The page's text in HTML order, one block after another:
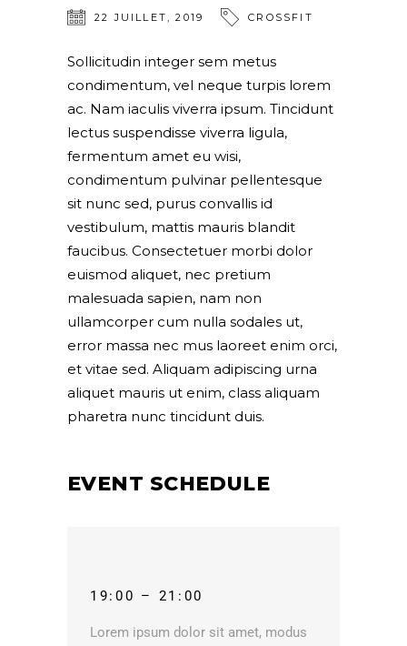
22 JUILLET,2019 CROSSFIT
Sollicitudin integer sem metus
condimentum, vel neque turpis lorem
ac. Nam iaculis viverra ipsum. Tincidunt
lectus suspendisse viverra ligula,
fermentum amet eu wisi,
condimentum pulvinar pellentesque
sit nunc sed, purus convallis id
vestibulum, mattis mauris blandit
faucibus. Consectetuer morbi dolor
euismod aliquet, nec pretium
malesuada sapien, nam non
ullamcorper cum nulla sodales ut,
error massa nec mus laoreet enim orci,
et vitae sed. Aliquam adipiscing urna
aliquet mauris ut enim, class aliquam
pharetra nunc tincidunt duis.
EVENT SCHEDULE
19:00 – 21:00
Lorem ipsum dolor sit amet, modus